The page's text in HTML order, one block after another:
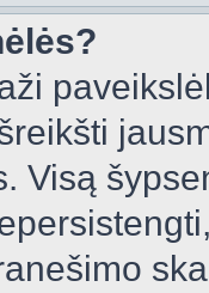
Visą